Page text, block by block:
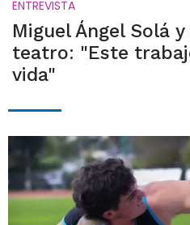
ENTREVISTA
Miguel Ángel Solá
teatro: "Este
vida"